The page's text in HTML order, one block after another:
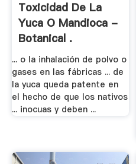
Toxicidad De La
Yuca O Mandioca -
Botanical .
... o la inhalación de polvo o
gases en las fábricas ... de
la yuca queda patente en
el hecho de que los nativos
... inocuas y deben ...